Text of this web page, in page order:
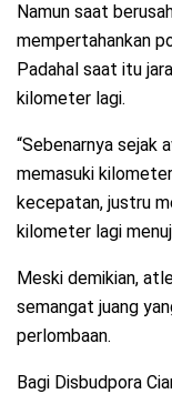
Namun saat
mempertahankan
Padahal saat itu
kilometer lagi.
“Sebenarnya sejak
memasuki
kecepatan, justru
kilometer lagi
Meski demikian,
semangat juang
perlombaan.
Bagi Disbudpora